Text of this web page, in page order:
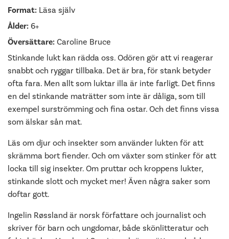
Format: Läsa själv
Ålder: 6+
Översättare: Caroline Bruce
Stinkande lukt kan rädda oss. Odören gör att vi reagerar
snabbt och ryggar tillbaka. Det är bra, för stank betyder
ofta fara. Men allt som luktar illa är inte farligt. Det finns
en del stinkande maträtter som inte är dåliga, som till
exempel surströmming och fina ostar. Och det finns vissa
som älskar sån mat.
Läs om djur och insekter som använder lukten för att
skrämma bort fiender. Och om växter som stinker för att
locka till sig insekter. Om pruttar och kroppens lukter,
stinkande slott och mycket mer! Även några saker som
doftar gott.
Ingelin Røssland är norsk författare och journalist och
skriver för barn och ungdomar, både skönlitteratur och